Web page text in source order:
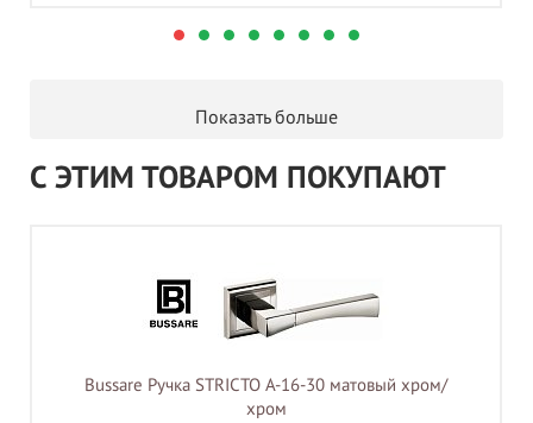
Показать больше
С ЭТИМ ТОВАРОМ ПОКУПАЮТ
Bussare Ручка STRICTO A-16-30 матовый хром/
хром